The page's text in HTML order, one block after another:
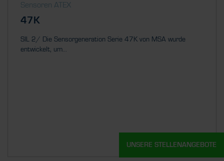
Sensoren ATEX
47K
SIL 2/ Die Sensorgeneration Serie 47K von MSA wurde
entwickelt, um...
Details
UNSERE STELLENANGEBOTE